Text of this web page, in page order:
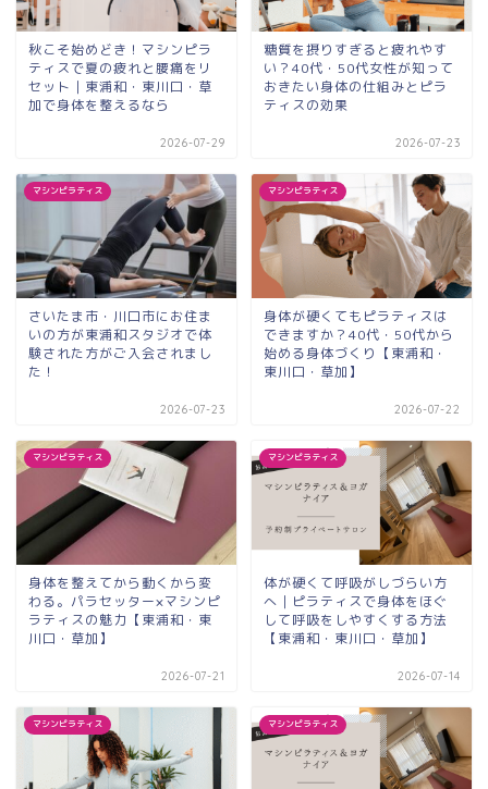
秋こそ始めどき！マシンピラ
ティスで夏の疲れと腰痛をリ
セット｜東浦和・東川口・草
加で身体を整えるなら
2026-07-29
糖質を摂りすぎると疲れやす
い？40代・50代女性が知って
おきたい身体の仕組みとピラ
ティスの効果
2026-07-23
マシンピラティス
さいたま市・川口市にお住ま
いの方が東浦和スタジオで体
験された方がご入会されまし
た！
2026-07-23
マシンピラティス
身体が硬くてもピラティスは
できますか？40代・50代から
始める身体づくり【東浦和・
東川口・草加】
2026-07-22
マシンピラティス
身体を整えてから動くから変
わる。パラセッター×マシンピ
ラティスの魅力【東浦和・東
川口・草加】
2026-07-21
マシンピラティス
体が硬くて呼吸がしづらい方
へ｜ピラティスで身体をほぐ
して呼吸をしやすくする方法
【東浦和・東川口・草加】
2026-07-14
マシンピラティス マシンピラティス